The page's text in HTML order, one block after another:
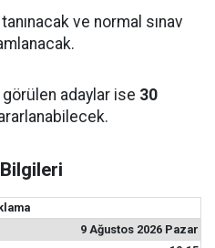
ve normal sınav
adaylar ise 30
9 Ağustos 2026 Pazar